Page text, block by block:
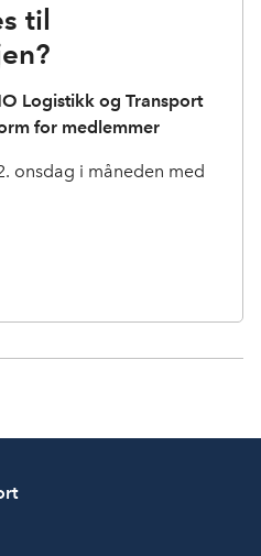
til
Logistikk og Transport
for medlemmer
onsdag i måneden med